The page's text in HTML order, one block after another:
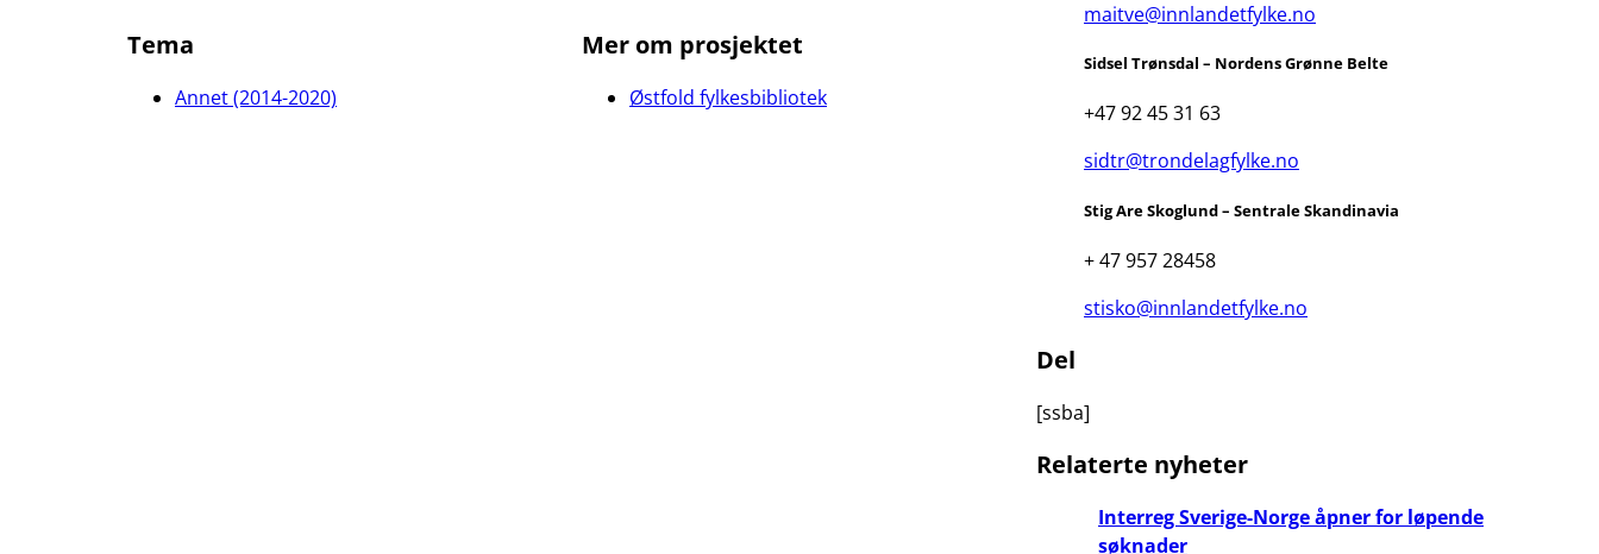
Tema
Annet (2014-2020)
Mer om prosjektet
Østfold fylkesbibliotek
maitve@innlandetfylke.no
Sidsel Trønsdal – Nordens Grønne Belte
+47 92 45 31 63
sidtr@trondelagfylke.no
Stig Are Skoglund – Sentrale Skandinavia
+ 47 957 28458
stisko@innlandetfylke.no
Del
[ssba]
Relaterte nyheter
Interreg Sverige-Norge åpner for løpende
søknader